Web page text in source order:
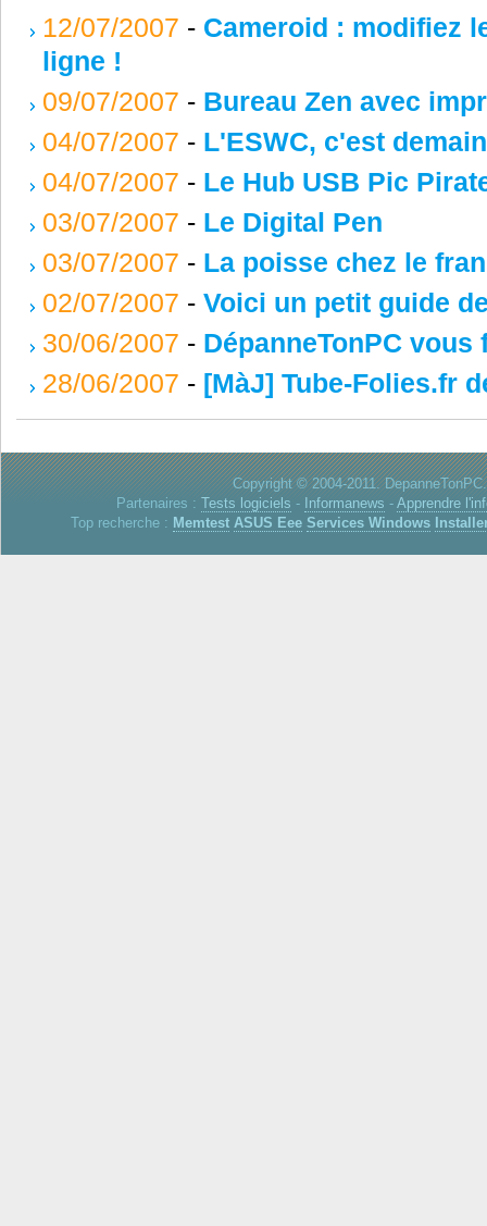
12/07/2007 - Cameroid : modifiez
ligne !
09/07/2007 - Bureau Zen avec
04/07/2007 - L'ESWC, c'est
04/07/2007 - Le Hub USB Pic
03/07/2007 - Le Digital Pen
03/07/2007 - La poisse chez le
02/07/2007 - Voici un petit guide
30/06/2007 - DépanneTonPC
28/06/2007 - [MàJ] Tube-Folies.fr
Copyright © 2004-2011.
Partenaires : Tests logiciels - Informanews - Apprendre
Top recherche : Memtest ASUS Eee Services Windows